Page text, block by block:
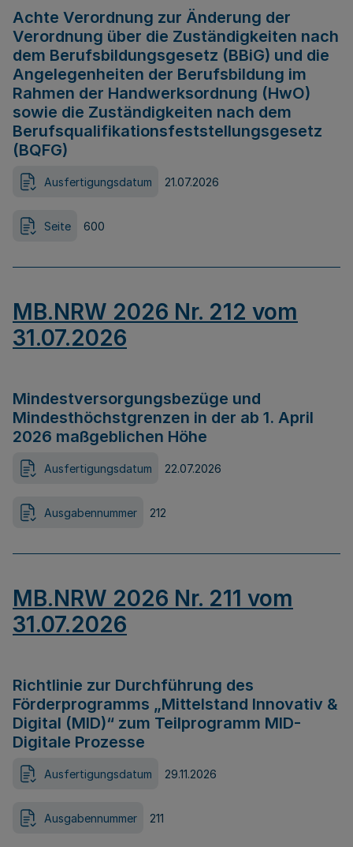
Achte Verordnung zur Änderung der
Verordnung über die Zuständigkeiten nach
dem Berufsbildungsgesetz (BBiG) und die
Angelegenheiten der Berufsbildung im
Rahmen der Handwerksordnung (HwO)
sowie die Zuständigkeiten nach dem
Berufsqualifikationsfeststellungsgesetz
(BQFG)
Ausfertigungsdatum 21.07.2026
Seite 600
MB.NRW 2026 Nr. 212 vom
31.07.2026
Mindestversorgungsbezüge und
Mindesthöchstgrenzen in der ab 1. April
2026 maßgeblichen Höhe
Ausfertigungsdatum 22.07.2026
Ausgabennummer 212
MB.NRW 2026 Nr. 211 vom
31.07.2026
Richtlinie zur Durchführung des
Förderprogramms „Mittelstand Innovativ &
Digital (MID)“ zum Teilprogramm MID-
Digitale Prozesse
Ausfertigungsdatum 29.11.2026
Ausgabennummer 211